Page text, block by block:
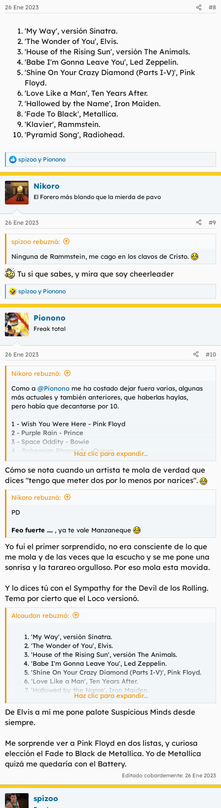
e
26 Ene 2023 #8
'My Way', versión Sinatra.
'The Wonder of You', Elvis.
'House of the Rising Sun', versión The Animals.
'Babe I'm Gonna Leave You', Led Zeppelin.
'Shine On Your Crazy Diamond (Parts I-V)', Pink
Floyd.
'Love Like a Man', Ten Years After.
'Hallowed by the Name', Iron Maiden.
'Fade To Black', Metallica.
'Klavier', Rammstein.
'Pyramid Song', Radiohead.
R
e
a
c
c
i
e
s
spizoo y Pionono
Nikoro
El Forero más blando que la mierda de pavo
26 Ene 2023 #9
spizoo rebuznó:
Ninguna de Rammstein, me cago en los clavos de Cristo.
Tu si que sabes, y mira que soy cheerleader
R
e
a
c
c
i
e
s
spizoo y Pionono
Pionono
Freak total
26 Ene 2023 #10
Nikoro rebuznó:
Como a @Pionono me ha costado dejar fuera varias, algunas
más actuales y también anteriores, que haberlas haylas,
pero había que decantarse por 10.
1 - Wish You Were Here - Pink Floyd
2 - Purple Rain - Prince
3 - Space Oddity - Bowie
4 - Bohemian Rhapsody - Queen
5 - Diamond Dogs - Bowie
6 - Dancing with the moonlight knight - Genesis
7 - Sympathy For The Devil - Rolling Stones
8 - Creep - Radiohead
9 - Walk On The Wild Side - Lou Reed
Haz clic para expandir...
Cómo se nota cuando un artista te mola de verdad que
dices "tengo que meter dos por lo menos por narices".
Nikoro rebuznó:
PD
Feo fuerte .... , ya te vale Manzaneque
Yo fui el primer sorprendido, no era consciente de lo que
me mola y de las veces que la escucho y se me pone una
sonrisa y la tarareo orgulloso. Por eso mola esta movida.
Y lo dices tú con el Sympathy for the Devil de los Rolling.
Tema por cierto que el Loco versionó.
Alcaudon rebuznó:
'My Way', versión Sinatra.
'The Wonder of You', Elvis.
'House of the Rising Sun', versión The Animals.
'Babe I'm Gonna Leave You', Led Zeppelin.
'Shine On Your Crazy Diamond (Parts I-V)', Pink Floyd.
'Love Like a Man', Ten Years After.
'Hallowed by the Name', Iron Maiden.
'Fade To Black', Metallica.
'Klavier', Rammstein.
'Pyramid Song', Radiohead.
Haz clic para expandir...
De Elvis a mí me pone palote Suspicious Minds desde
siempre.
Me sorprende ver a Pink Floyd en dos listas, y curiosa
elección el Fade to Black de Metallica. Yo de Metallica
quizá me quedaría con el Battery.
Editado cobardemente: 26 Ene 2023
spizoo